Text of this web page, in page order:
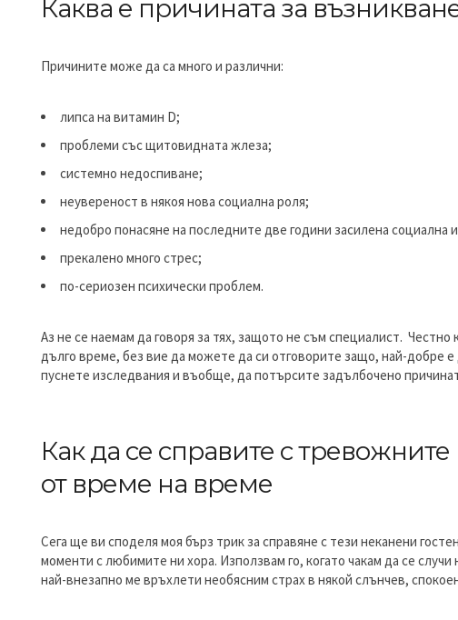
Каква е причината за
Причините може да са много и различни:
липса на витамин D;
проблеми със щитовидната жлеза;
системно недоспиване;
неувереност в някоя нова социална роля;
недобро понасяне на последните две години засилена социална
прекалено много стрес;
по-сериозен психически проблем.
Аз не се наемам да говоря за тях, защото не съм специалист.
дълго време, без вие да можете да си отговорите защо, най-добре е
пуснете изследвания и въобще, да потърсите задълбочено
Как да се справите с
от време на време
Сега ще ви споделя моя бърз трик за справяне с тези неканени
моменти с любимите ни хора. Използвам го, когато чакам да се
най-внезапно ме връхлети необясним страх в някой слънчев,